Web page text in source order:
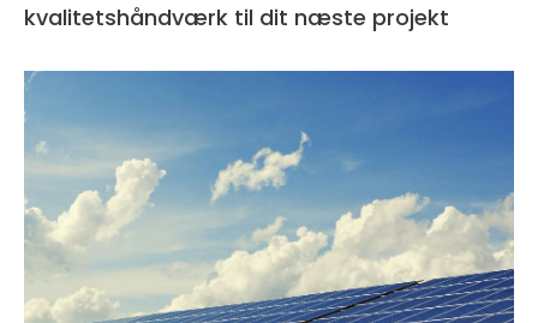
kvalitetshåndværk til dit næste projekt